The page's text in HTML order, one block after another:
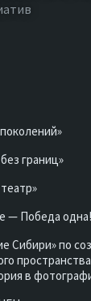
границ»
— Победа
Сибири» по
в